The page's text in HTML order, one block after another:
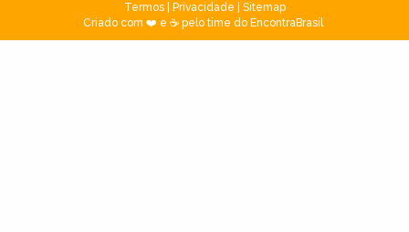
Termos| Privacidade
Sitemap
Criado com ❤️ e ☕ pelo time do EncontraBrasil